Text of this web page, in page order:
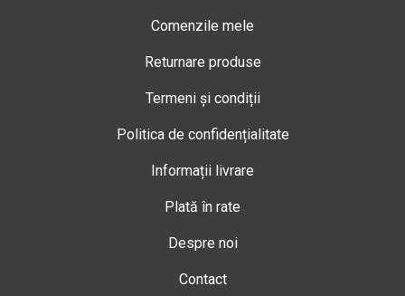
Comenzile mele
Returnare produse
Termeni și condiții
Politica de confidențialitate
Informații livrare
Plată în rate
Despre noi
Contact